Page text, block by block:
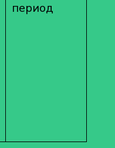
период